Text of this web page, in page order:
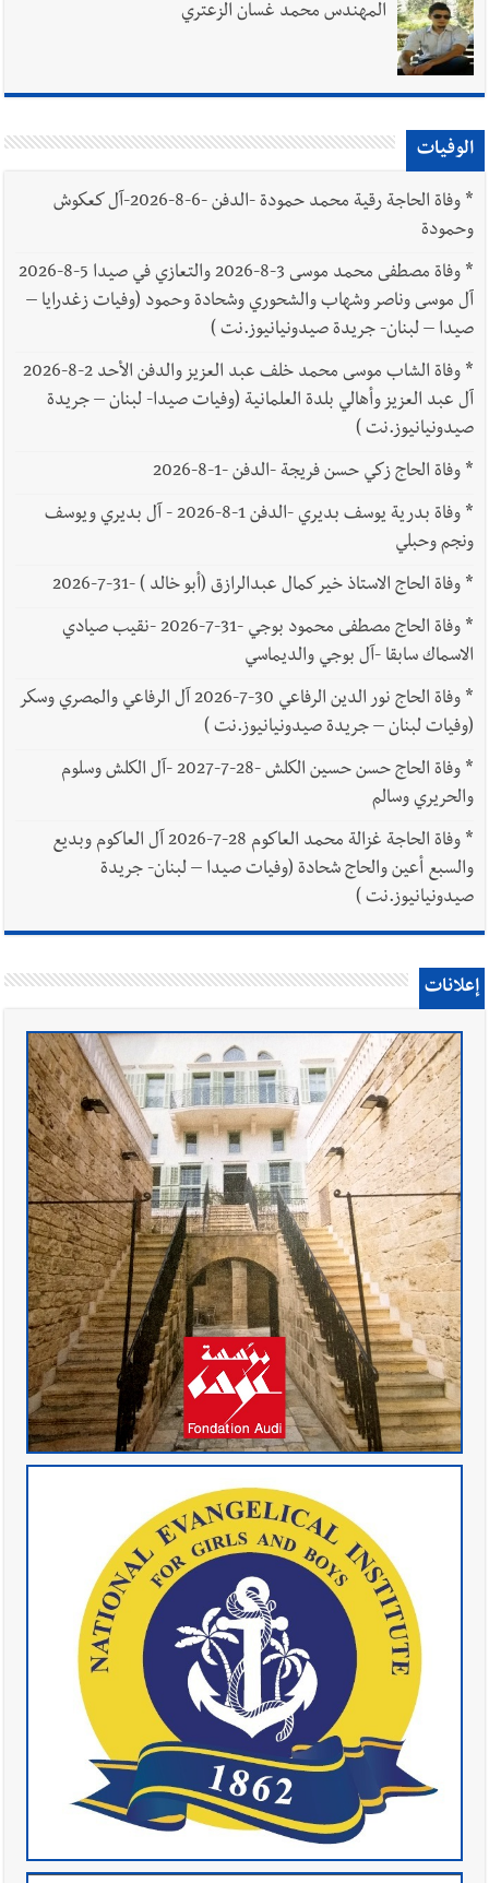
المهندس محمد غسان الزعتري
الوفيات
*
وفاة الحاجة رقية محمد حمودة -الدفن -6-8-2026-آل كعكوش
وحمودة
*
وفاة مصطفى محمد موسى 3-8-2026 والتعازي في صيدا 5-8-2026
آل موسى وناصر وشهاب والشحوري وشحادة وحمود (وفيات زغدرايا –
صيدا – لبنان- جريدة صيدونيانيوز.نت )
*
وفاة الشاب موسى محمد خلف عبد العزيز والدفن الأحد 2-8-2026
آل عبد العزيز وأهالي بلدة العلمانية (وفيات صيدا- لبنان – جريدة
صيدونيانيوز.نت )
*وفاة الحاج زكي حسن فريجة -الدفن -1-8-2026
*
وفاة بدرية يوسف بديري -الدفن 1-8-2026 - آل بديري ويوسف
ونجم وحبلي
*وفاة الحاج الاستاذ خير كمال عبدالرازق (أبو خالد ) -31-7-2026
*
وفاة الحاج مصطفى محمود بوجي -31-7-2026 -نقيب صيادي
الاسماك سابقا -آل بوجي والديماسي
*
وفاة الحاج نور الدين الرفاعي 30-7-2026 آل الرفاعي والمصري وسكر
(وفيات لبنان – جريدة صيدونيانيوز.نت )
*
وفاة الحاج حسن حسين الكلش -28-7-2027 -آل الكلش وسلوم
والحريري وسالم
*
وفاة الحاجة غزالة محمد العاكوم 28-7-2026 آل العاكوم وبديع
والسبع أعين والحاج شحادة (وفيات صيدا – لبنان- جريدة
صيدونيانيوز.نت )
إعلانات